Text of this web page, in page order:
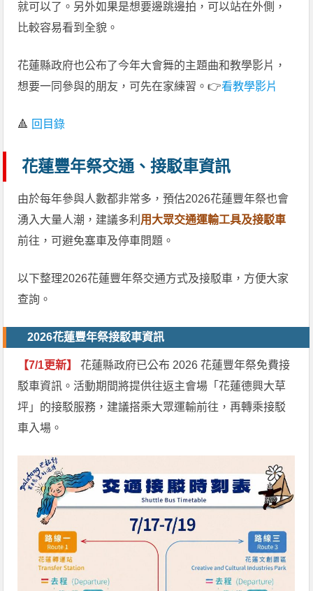
就可以了。另外如果是想要邊跳邊拍，可以站在外側，
比較容易看到全貌。
花蓮縣政府也公布了今年大會舞的主題曲和教學影片，
想要一同參與的朋友，可先在家練習。👉看教學影片
🔺 回目錄
花蓮豐年祭交通、接駁車資訊
由於每年參與人數都非常多，預估2026花蓮豐年祭也會
湧入大量人潮，建議多利 用大眾交通運輸工具及接駁車
前往，可避免塞車及停車問題。
以下整理2026花蓮豐年祭交通方式及接駁車，方便大家
查詢。
2026花蓮豐年祭接駁車資訊
【7/1更新】
花蓮縣政府已公布 2026 花蓮豐年祭免費接
駁車資訊。活動期間將提供往返主會場「花蓮德興大草
坪」的接駁服務，建議搭乘大眾運輸前往，再轉乘接駁
車入場。